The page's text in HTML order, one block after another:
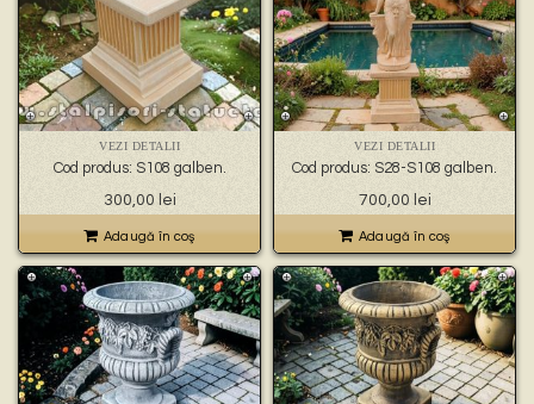
VEZI DETALII
Cod produs: S108 galben.
300,00 lei
Adaugă în coş
VEZI DETALII
Cod produs: S28-S108 galben.
700,00 lei
Adaugă în coş